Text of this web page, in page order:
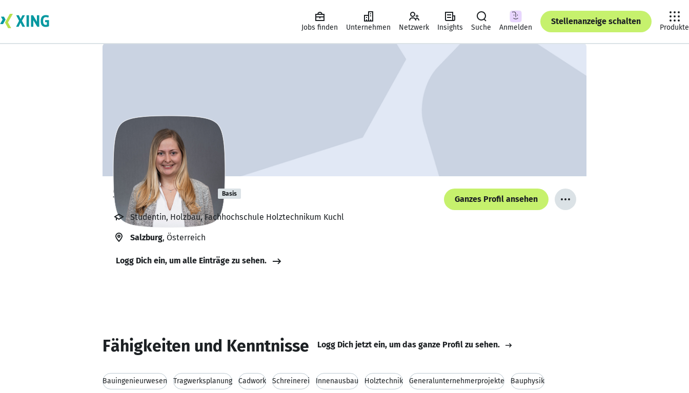
Jobs finden Unternehmen Netzwerk Insights Suche Anmelden
Stellenanzeige schalten
Produkte
Sophie Schmoll Basis
Ganzes Profil ansehen
Studentin, Holzbau, Fachhochschule Holztechnikum Kuchl
Salzburg, Österreich
Logg Dich ein, um alle Einträge zu sehen.
Fähigkeiten und Kenntnisse Logg Dich jetzt ein, um das ganze Profil zu sehen.
Bauingenieurwesen Tragwerksplanung Cadwork Schreinerei Innenausbau Holztechnik Generalunternehmerprojekte Bauphysik